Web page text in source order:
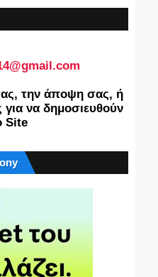
την άποψη σας, ή
να δημοσιευθούν
Site